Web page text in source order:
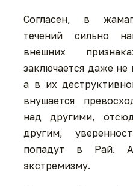
Согласен, в
течений сильно
внешних
заключается даже
а в их
внушается
над другими,
другим,
попадут в Рай.
экстремизму.